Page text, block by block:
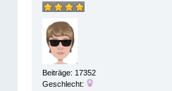
Beiträge: 17352
Geschlecht: